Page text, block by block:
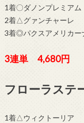
1着〇ダノンプレミアム
2着△グァンチャーレ
3着◎パクスアメリカー
3連単 4,680円
フローラステ
1着△ウィクトーリア